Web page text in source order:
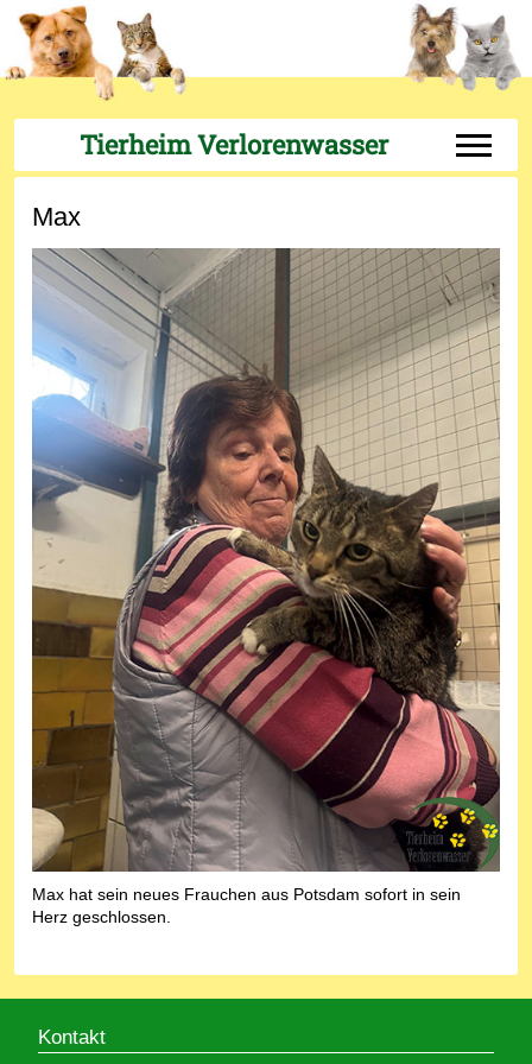
Tierheim Verlorenwasser Off-
Max
Max hat sein neues Frauchen aus Potsdam sofort in sein
Herz geschlossen.
Kontakt